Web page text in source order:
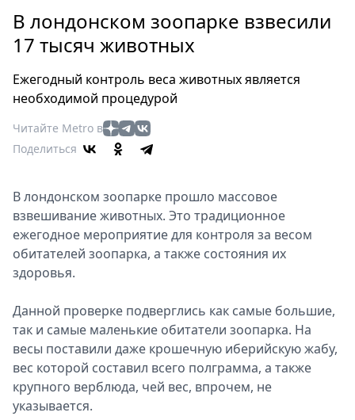
Россия
Мир
Еда
Туризм
Мода
Театр
Афиша
Книги
Выставки
О
Metro
Стримы
Спецпроекты
Звезды
Выборы
В лондонском зоопарке взвесили
17 тысяч животных
Ежегодный контроль веса животных является
необходимой процедурой
Читайте Metro в
Поделиться
В лондонском зоопарке прошло массовое
взвешивание животных. Это традиционное
ежегодное мероприятие для контроля за весом
обитателей зоопарка, а также состояния их
здоровья.
Данной проверке подверглись как самые большие,
так и самые маленькие обитатели зоопарка. На
весы поставили даже крошечную иберийскую жабу,
вес которой составил всего полграмма, а также
крупного верблюда, чей вес, впрочем, не
указывается.